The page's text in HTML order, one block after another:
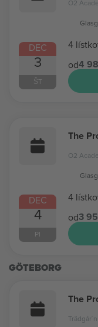
DEC
3
ŠT
O2
4
od4
DEC
4
PI
The
O2
4
od3
GÖTEBORG
The
Trädgår´n